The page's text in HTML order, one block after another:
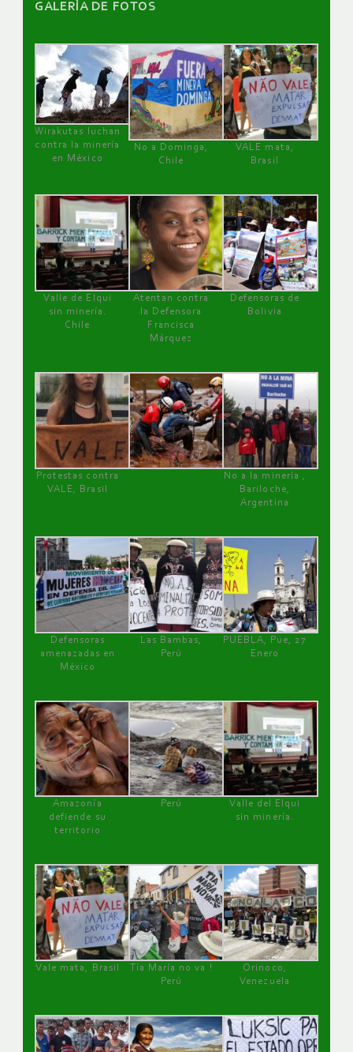
GALERÌA DE FOTOS
Wirakutas luchan
contra la minería
en México
No a Dominga,
Chile
VALE mata,
Brasil
Valle de Elqui
sin minería.
Chile
Atentan contra
la Defensora
Francisca
Márquez
Defensoras de
Bolivia
Protestas contra
VALE, Brasil
No a la minería ,
Bariloche,
Argentina
Defensoras
amenazadas en
México
Las Bambas,
Perú
PUEBLA, Pue, 27
Enero
Amazonía
defiende su
territorio
Perú
Valle del Elqui
sin minería.
Vale mata, Brasil
Tía María no va !
Perú
Orinoco,
Venezuela